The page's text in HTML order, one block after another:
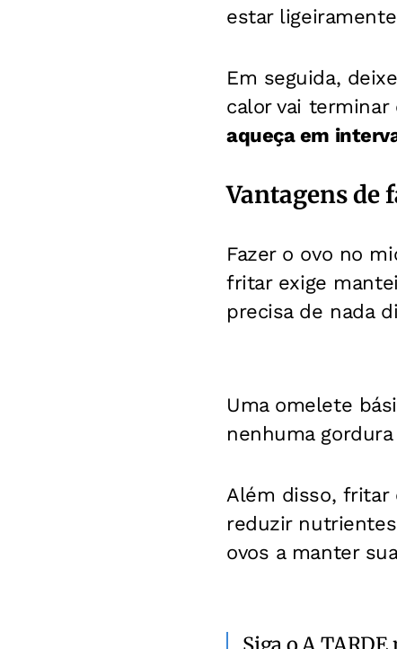
estar
Em seguida,
calor vai
aqueça em
Vantagens de
Fazer o ovo no
fritar exige
precisa de nada
Uma omelete
nenhuma
Além disso, fritar
reduzir
ovos a manter